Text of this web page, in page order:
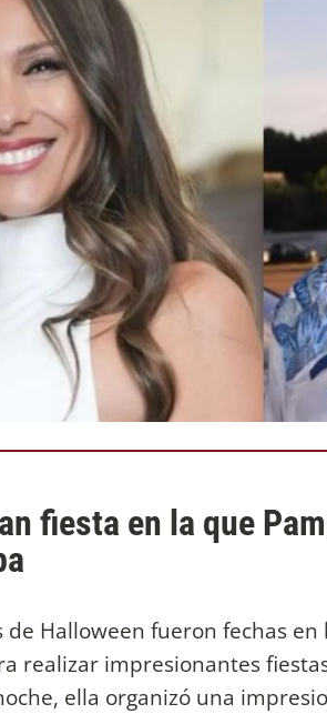
fiesta en la que
de Halloween fueron fechas
realizar impresionantes
ella organizó una